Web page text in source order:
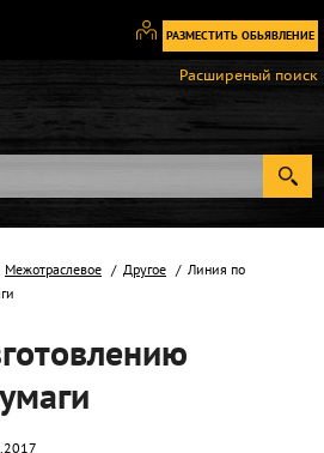
РАЗМЕСТИТЬ ОБЬЯВЛЕНИЕ
Вход
Регистрация
Расширеный поиск
Межотраслевое Другое
Линия по